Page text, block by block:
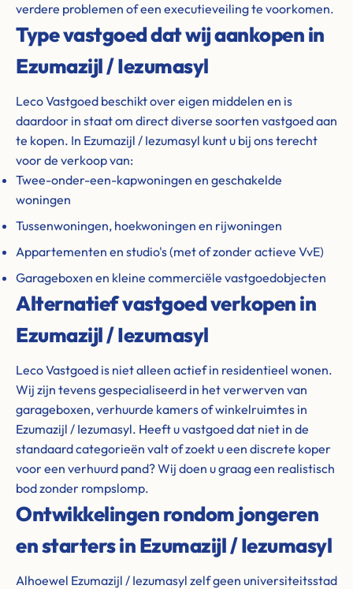
verdere problemen of een executieveiling te voorkomen.
Type vastgoed dat wij aankopen in
Ezumazijl / Iezumasyl
Leco Vastgoed beschikt over eigen middelen en is
daardoor in staat om direct diverse soorten vastgoed aan
te kopen. In Ezumazijl / Iezumasyl kunt u bij ons terecht
voor de verkoop van:
Twee-onder-een-kapwoningen en geschakelde
woningen
Tussenwoningen, hoekwoningen en rijwoningen
Appartementen en studio's (met of zonder actieve VvE)
Garageboxen en kleine commerciële vastgoedobjecten
Alternatief vastgoed verkopen in
Ezumazijl / Iezumasyl
Leco Vastgoed is niet alleen actief in residentieel wonen.
Wij zijn tevens gespecialiseerd in het verwerven van
garageboxen, verhuurde kamers of winkelruimtes in
Ezumazijl / Iezumasyl. Heeft u vastgoed dat niet in de
standaard categorieën valt of zoekt u een discrete koper
voor een verhuurd pand? Wij doen u graag een realistisch
bod zonder rompslomp.
Ontwikkelingen rondom jongeren
en starters in Ezumazijl / Iezumasyl
Alhoewel Ezumazijl / Iezumasyl zelf geen universiteitsstad